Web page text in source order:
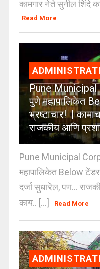
कामगार नेते सुनील शिंदे
Read More
Pune
पुणे महापालिकेत
भ्रष्टाचार! |
राजकीय आणि
Pune Municipal
महापालिकेत Below
दर्जा सुधारेल, पण…
काय.. [...]
Read More